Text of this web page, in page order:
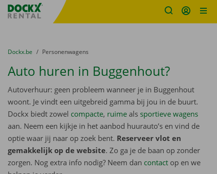
Fratello DEMO
U bevindt zich hier:
van
Dockx.be naar
Personenwagens
Auto huren in Buggenhout?
Autoverhuur: geen probleem wanneer je in Buggenhout
woont. Je vindt een uitgebreid gamma bij jou in de buurt.
Dockx biedt zowel compacte, ruime als sportieve wagens
aan. Neem een kijkje in het aanbod huurauto’s en vind de
optie waar jij naar op zoek bent. Reserveer vlot en
gemakkelijk op de website. Zo ga je de baan op zonder
zorgen. Nog extra info nodig? Neem dan contact op en we